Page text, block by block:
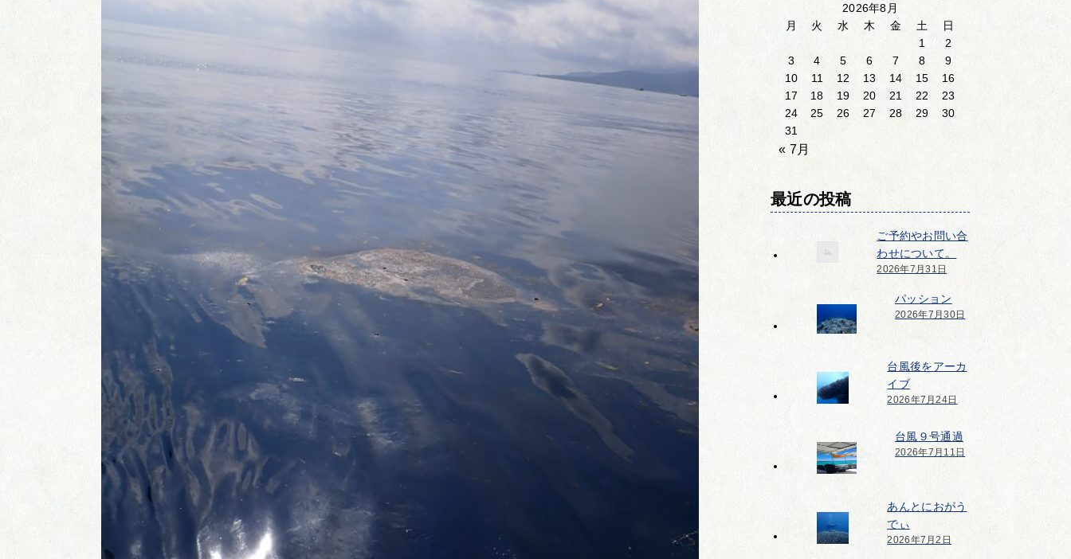
2026年8月
月
火 水 木 金 土
日
1
2
3
4 5 6 7 8
9
10
11 12 13 14 15
16
17
18 19 20 21 22
23
24
25 26 27 28 29
30
31
« 7月
最近の投稿
ご予約やお問い合
わせについて。
2026年7月31日
パッション
2026年7月30日
台風後をアーカ
イブ
2026年7月24日
台風９号通過
2026年7月11日
あんとにおがう
でぃ
2026年7月2日